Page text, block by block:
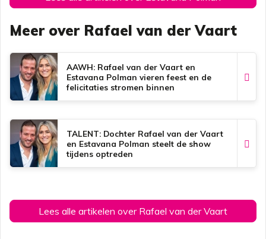
Meer over Rafael van der Vaart
AAWH: Rafael van der Vaart en
Estavana Polman vieren feest en de
felicitaties stromen binnen
TALENT: Dochter Rafael van der Vaart
en Estavana Polman steelt de show
tijdens optreden
Lees alle artikelen over Rafael van der Vaart